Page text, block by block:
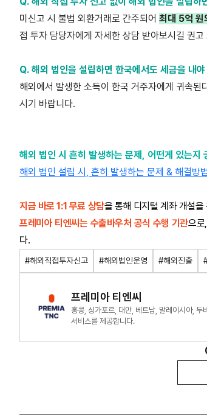
미신고 시 불법 외환거래로 간주되어 최대 5억 원
접 투자 담당자에게 자세한 상담 받아보시길 권고
Q. 해외 법인을 설립하면 한국에서도 세금을 내
해외에서 발생한 소득이 한국 거주자에게 귀속된
시기 바랍니다.
해외 법인 시 흔히 발생하는 문제, 어떤게 있는
해외 법인 설립 시, 흔히 발생하는 문제 & 해결방법
지금 바로 1:1 무료 상담을 통해 디지털 계좌 개설을
프레미아 티엔씨는 수출바우처 공식 수행 기관으로,
다.
#해외직접투자신고 #해외법인운영 #해외진출
프레미아 티엔씨
홍콩, 싱가포르, 대만, 베트남, 말레이시아,
서비스를 제공합니다.